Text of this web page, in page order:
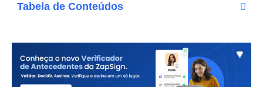
Tabela de Conteúdos